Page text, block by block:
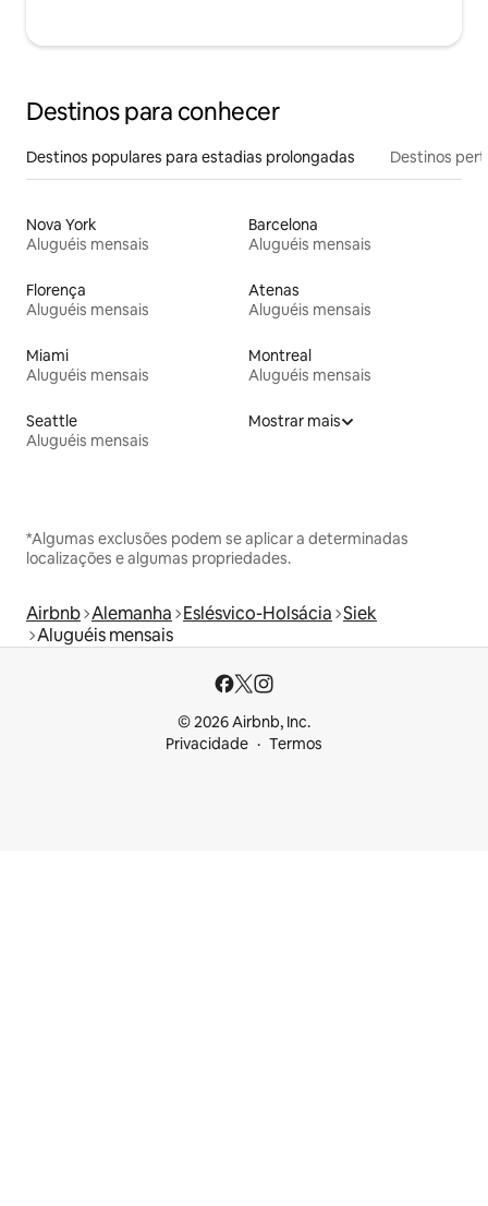
Destinos para conhecer
Destinos populares para estadias prolongadas Destinos
Nova York
Aluguéis mensais
Barcelona
Aluguéis mensais
Florença
Aluguéis mensais
Atenas
Aluguéis mensais
Miami
Aluguéis mensais
Montreal
Aluguéis mensais
Seattle
Aluguéis mensais
Mostrar mais
*Algumas exclusões podem se aplicar a determinadas
localizações e algumas propriedades.
Airbnb Alemanha Eslésvico-Holsácia Siek
Aluguéis mensais
© 2026 Airbnb, Inc.
Privacidade
Termos